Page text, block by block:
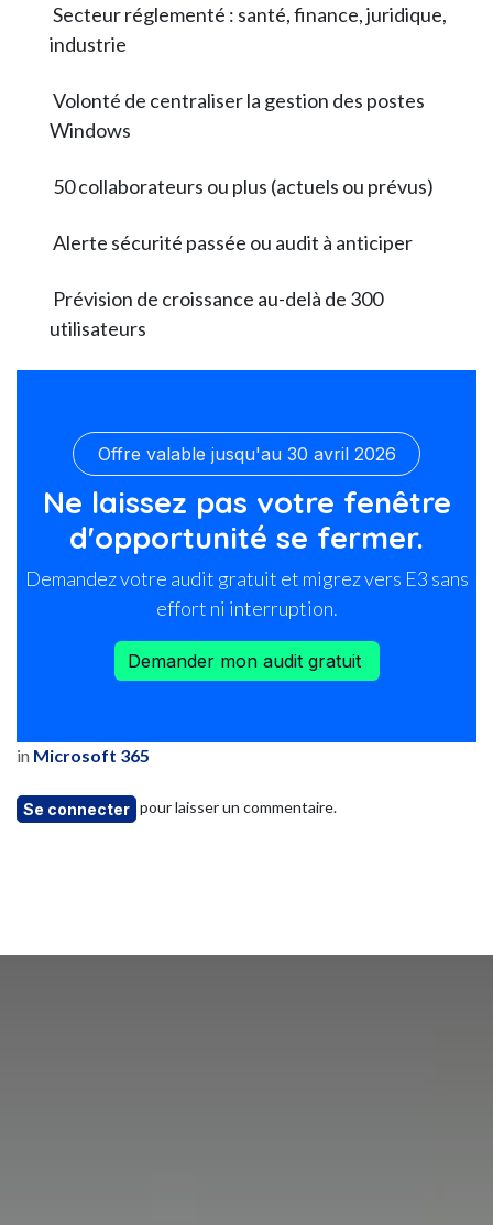
Secteur réglementé : santé, finance, juridique,
industrie
Volonté de centraliser la gestion des postes
Windows
50 collaborateurs ou plus (actuels ou prévus)
Alerte sécurité passée ou audit à anticiper
Prévision de croissance au-delà de 300
utilisateurs
Offre valable jusqu'au 30 avril 2026
Ne laissez pas votre fenêtre
d'opportunité se fermer.
Demandez votre audit gratuit et migrez vers E3 sans
effort ni interruption.
Demander mon audit gratuit
in Microsoft 365
Se connecter pour laisser un commentaire.